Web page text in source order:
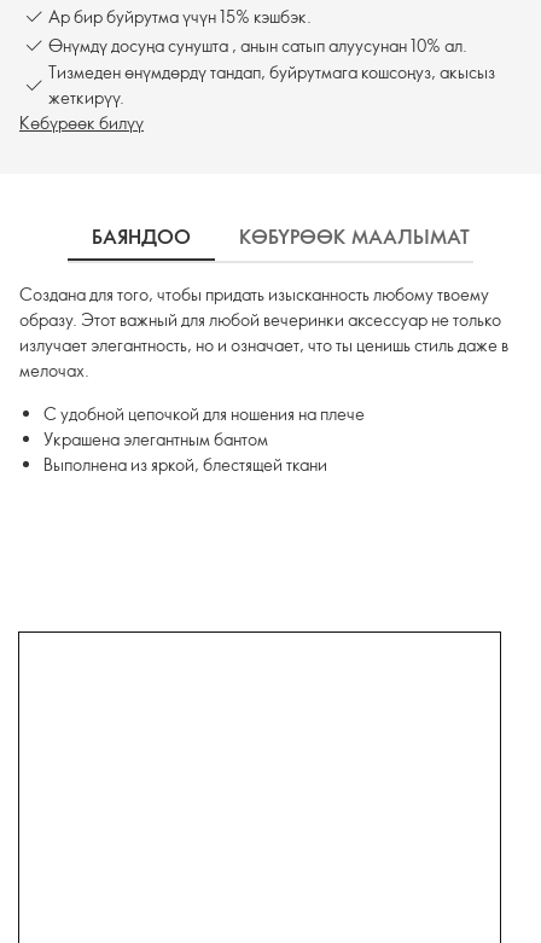
Ар бир буйрутма үчүн 15% кэшбэк.
Өнүмдү досуңа сунушта , анын сатып алуусунан 10% ал.
Тизмеден өнүмдөрдү тандап, буйрутмага кошсоңуз, акысыз
жеткирүү.
Көбүрөөк билүү
БАЯНДОО КӨБҮРӨӨК МААЛЫМАТ
Создана для того, чтобы придать изысканность любому твоему
образу. Этот важный для любой вечеринки аксессуар не только
излучает элегантность, но и означает, что ты ценишь стиль даже в
мелочах.
С удобной цепочкой для ношения на плече
Украшена элегантным бантом
Выполнена из яркой, блестящей ткани